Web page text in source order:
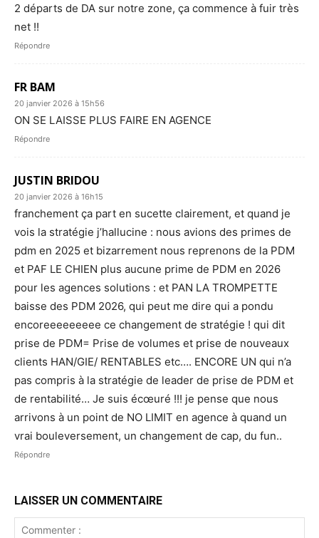
2 départs de DA sur notre zone, ça commence à fuir très
net !!
Répondre
FR BAM
20 janvier 2026 à 15h56
ON SE LAISSE PLUS FAIRE EN AGENCE
Répondre
JUSTIN BRIDOU
20 janvier 2026 à 16h15
franchement ça part en sucette clairement, et quand je
vois la stratégie j’hallucine : nous avions des primes de
pdm en 2025 et bizarrement nous reprenons de la PDM
et PAF LE CHIEN plus aucune prime de PDM en 2026
pour les agences solutions : et PAN LA TROMPETTE
baisse des PDM 2026, qui peut me dire qui a pondu
encoreeeeeeeee ce changement de stratégie ! qui dit
prise de PDM= Prise de volumes et prise de nouveaux
clients HAN/GIE/ RENTABLES etc…. ENCORE UN qui n’a
pas compris à la stratégie de leader de prise de PDM et
de rentabilité… Je suis écœuré !!! je pense que nous
arrivons à un point de NO LIMIT en agence à quand un
vrai bouleversement, un changement de cap, du fun..
Répondre
LAISSER UN COMMENTAIRE